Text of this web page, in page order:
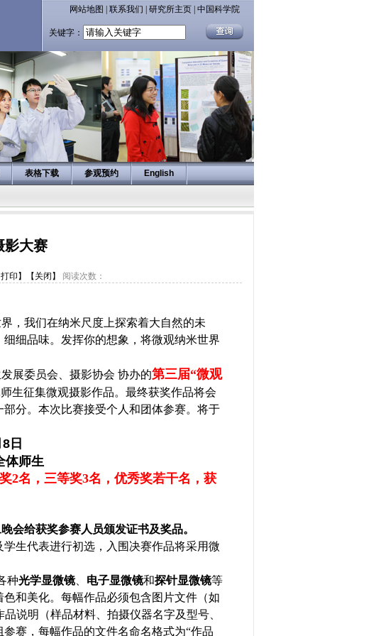
网站地图 联系我们 研究所主页 中国科学院
关键字：
表格下载 参观预约 English
影大赛
打印】 【关闭】 阅读次数：
，我们在纳米尺度上探索着大自然的未
细品味。 发挥你的想象，将微观纳米世界
展委员会、摄影协会 协办的第三届“微观
生征集微观摄影作品。最终获奖作品将会
分。本次比赛接受个人和团体参赛。将于
8日
体师生
2名，三等奖3名，优秀奖若干名，获
会给获奖参赛人员颁发证书及奖品。
生代表进行初选，入围决赛作品将采用微
种光学显微镜、 电子显微镜和探针显微镜等
和美化。每幅作品必须包含图片文件（如
品说明（样品材料、拍摄仪器名字及型号、
赛，每幅作品的文件名命名格式为“作品